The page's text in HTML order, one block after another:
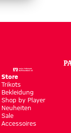
Store
Trikots
Bekleidung
Shop by Player
Neuheiten
Sale
Accessoires